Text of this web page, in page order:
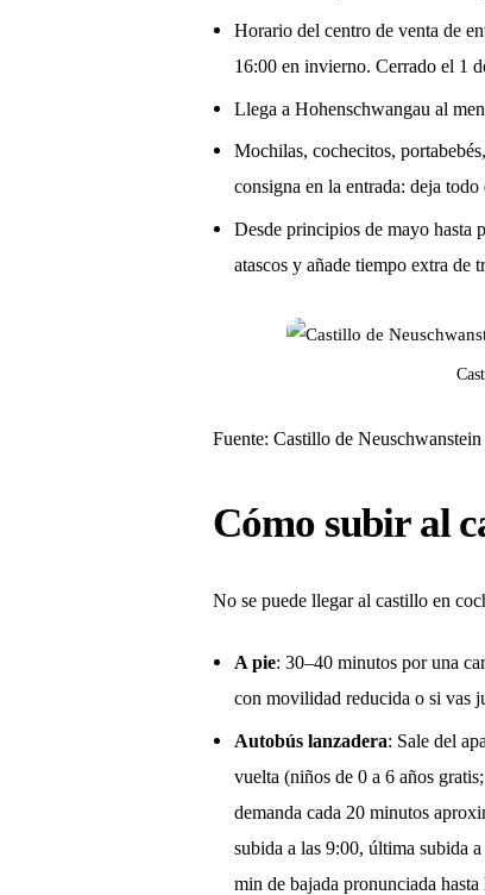
Horario del centro de venta de
16:00 en invierno. Cerrado el 1
Llega a Hohenschwangau al
Mochilas, cochecitos,
consigna en la entrada: deja todo
Desde principios de mayo hasta
atascos y añade tiempo extra de
Fuente: Castillo de
Cómo subir al
No se puede llegar al castillo en
A pie: 30–40 minutos por una
con movilidad reducida o si vas
Autobús lanzadera: Sale del
vuelta (niños de 0 a 6 años
demanda cada 20 minutos
subida a las 9:00, última subida
min de bajada pronunciada